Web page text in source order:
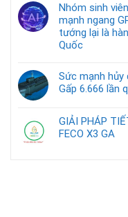
Nhóm sinh
mạnh ngang
tướng lại là
Quốc
Sức mạnh hủy
Gấp 6.666 lần
GIẢI PHÁP
FECO X3 GA